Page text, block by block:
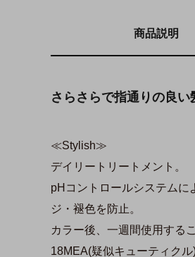
商品説明
さらさらで指通りの良い
≪Stylish≫
デイリートリートメント。
pHコントロールシステムに
ジ・褪色を防止。
カラー後、一週間使用する
18MEA(疑似キューティクル)